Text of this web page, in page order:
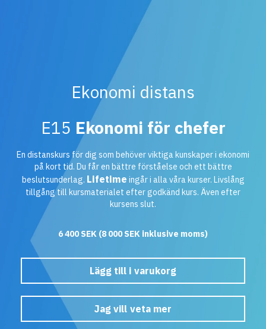
Ekonomi distans
E15 Ekonomi för chefer
En distanskurs för dig som behöver viktiga kunskaper i ekonomi
på kort tid. Du får en bättre förståelse och ett bättre
beslutsunderlag. Lifetime ingår i alla våra kurser. Livslång
tillgång till kursmaterialet efter godkänd kurs. Även efter
kursens slut.
6 400 SEK (8 000 SEK inklusive moms)
Lägg till i varukorg
Jag vill veta mer